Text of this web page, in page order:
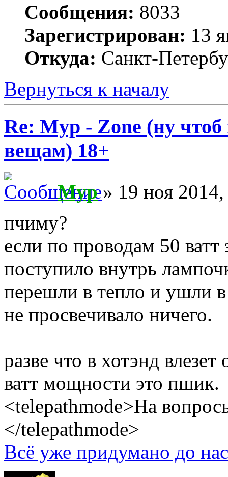
Сообщения: 8033
Зарегистрирован: 13
Откуда: Санкт-
Вернуться к началу
Re: Myp - Zone (ну
вещам) 18+
Myp» 19 ноя
пчиму?
если по проводам 50 ватт
поступило внутрь
перешли в тепло и ушли
не просвечивало ничего.
разве что в хотэнд
ватт мощности это пшик.
<telepathmode>На
</telepathmode>
Всё уже придумано до